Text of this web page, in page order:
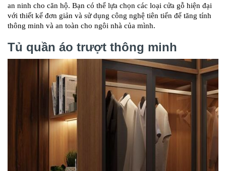
an ninh cho căn hộ. Bạn có thể lựa chọn các loại cửa gỗ hiện đại
với thiết kế đơn giản và sử dụng công nghệ tiên tiến để tăng tính
thông minh và an toàn cho ngôi nhà của mình.
Tủ quần áo trượt thông minh